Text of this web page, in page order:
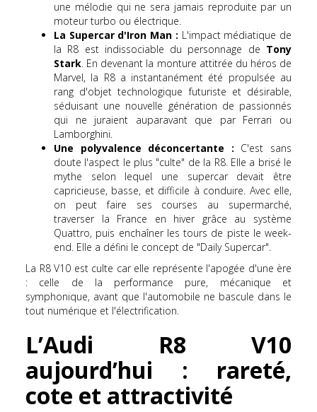
une mélodie qui ne sera jamais reproduite par un
moteur turbo ou électrique.
La Supercar d'Iron Man : L'impact médiatique de
la R8 est indissociable du personnage de Tony
Stark. En devenant la monture attitrée du héros de
Marvel, la R8 a instantanément été propulsée au
rang d'objet technologique futuriste et désirable,
séduisant une nouvelle génération de passionnés
qui ne juraient auparavant que par Ferrari ou
Lamborghini.
Une polyvalence déconcertante : C'est sans
doute l'aspect le plus "culte" de la R8. Elle a brisé le
mythe selon lequel une supercar devait être
capricieuse, basse, et difficile à conduire. Avec elle,
on peut faire ses courses au supermarché,
traverser la France en hiver grâce au système
Quattro, puis enchaîner les tours de piste le week-
end. Elle a défini le concept de "Daily Supercar".
La R8 V10 est culte car elle représente l'apogée d'une ère
: celle de la performance pure, mécanique et
symphonique, avant que l'automobile ne bascule dans le
tout numérique et l'électrification.
L’Audi R8 V10
aujourd’hui : rareté,
cote et attractivité